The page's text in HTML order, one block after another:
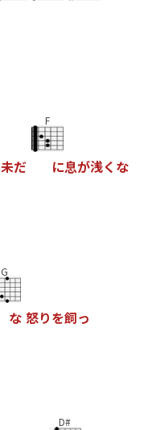
未だ
F
に息が浅く な
G
な 怒りを飼っ
D#